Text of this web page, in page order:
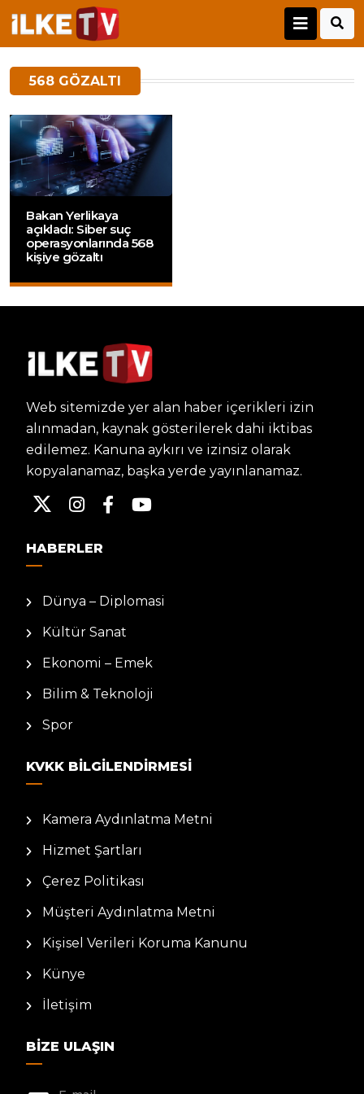
568 GÖZALTI
Bakan Yerlikaya
açıkladı: Siber suç
operasyonlarında 568
kişiye gözaltı
Web sitemizde yer alan haber içerikleri izin
alınmadan, kaynak gösterilerek dahi iktibas
edilemez. Kanuna aykırı ve izinsiz olarak
kopyalanamaz, başka yerde yayınlanamaz.
HABERLER
Dünya – Diplomasi
Kültür Sanat
Ekonomi – Emek
Bilim & Teknoloji
Spor
KVKK BILGILENDIRMESI
Kamera Aydınlatma Metni
Hizmet Şartları
Çerez Politikası
Müşteri Aydınlatma Metni
Kişisel Verileri Koruma Kanunu
Künye
İletişim
BIZE ULAŞIN